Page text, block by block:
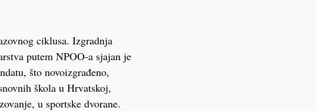
ciklusa. Izgradnja
putem NPOO-a sjajan je
što novoizgrađeno,
škola u Hrvatskoj,
u sportske dvorane.